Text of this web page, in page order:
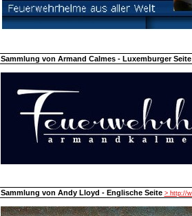
Sammlung von Armand Calmes - Luxemburger Seite
Sammlung von Andy Lloyd - Englische Seite > http://